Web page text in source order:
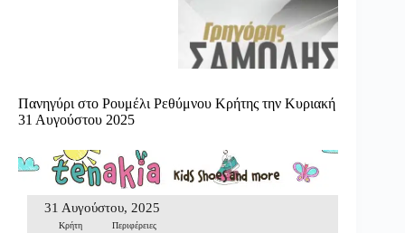
Πανηγύρι στο Ρουμέλι Ρεθύμνου Κρήτης την Κυριακή
31 Αυγούστου 2025
31 Αυγούστου, 2025
Κρήτη Περιφέρειες